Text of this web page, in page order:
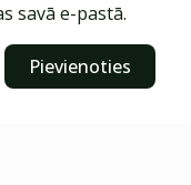
savā e-pastā.
Pievienoties